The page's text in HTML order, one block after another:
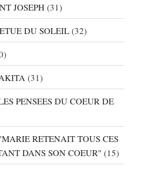
JOSEPH (31)
DU SOLEIL (32)
(31)
PENSEES DU COEUR DE
RETENAIT TOUS CES
DANS SON COEUR" (15)